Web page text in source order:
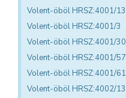
Volent-öböl HRSZ:4001/13
Volent-öböl HRSZ:4001/3
Volent-öböl HRSZ:4001/30
Volent-öböl HRSZ:4001/57
Volent-öböl HRSZ:4001/61
Volent-öböl HRSZ:4002/13